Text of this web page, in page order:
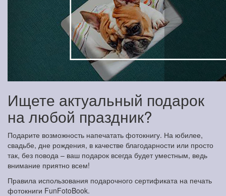
Ищете актуальный подарок
на любой праздник?
Подарите возможность напечатать фотокнигу. На юбилее,
свадьбе, дне рождения, в качестве благодарности или просто
так, без повода – ваш подарок всегда будет уместным, ведь
внимание приятно всем!
Правила использования подарочного сертификата на печать
фотокниги FunFotoBook.